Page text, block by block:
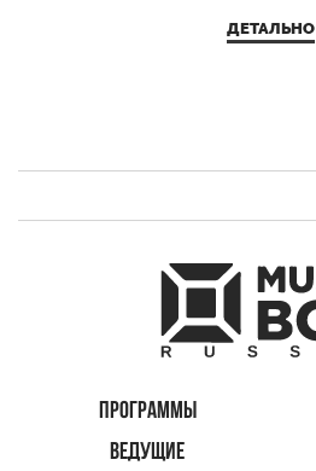
ДЕТАЛЬНО
ПРОГРАММЫ
ВЕДУЩИЕ